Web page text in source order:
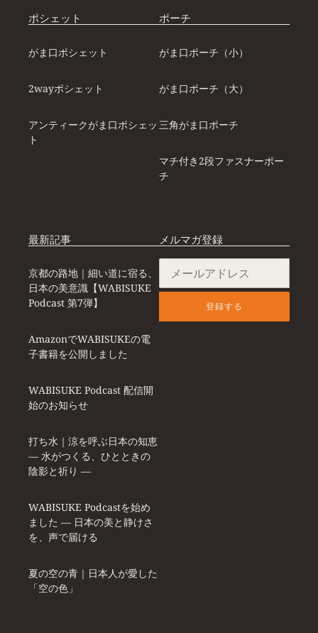
ポシェット
がま口ポシェット
2wayポシェット
アンティークがま口ポシェッ
ト
ポーチ
がま口ポーチ（小）
がま口ポーチ（大）
三角がま口ポーチ
マチ付き2段ファスナーポー
チ
最新記事
京都の路地｜細い道に宿る、
日本の美意識【WABISUKE
Podcast 第7弾】
AmazonでWABISUKEの電
子書籍を公開しました
WABISUKE Podcast 配信開
始のお知らせ
打ち水｜涼を呼ぶ日本の知恵
― 水がつくる、ひとときの
陰影と祈り ―
WABISUKE Podcastを始め
ました ― 日本の美と静けさ
を、声で届ける
夏の空の青｜日本人が愛した
「空の色」
メルマガ登録
登録する